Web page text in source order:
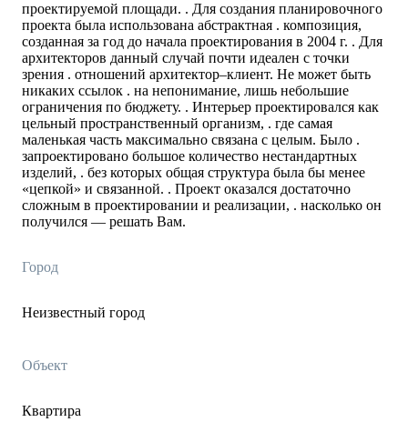
проектируемой площади. . Для создания планировочного
проекта была использована абстрактная . композиция,
созданная за год до начала проектирования в 2004 г. . Для
архитекторов данный случай почти идеален с точки
зрения . отношений архитектор–клиент. Не может быть
никаких ссылок . на непонимание, лишь небольшие
ограничения по бюджету. . Интерьер проектировался как
цельный пространственный организм, . где самая
маленькая часть максимально связана с целым. Было .
запроектировано большое количество нестандартных
изделий, . без которых общая структура была бы менее
«цепкой» и связанной. . Проект оказался достаточно
сложным в проектировании и реализации, . насколько он
получился — решать Вам.
Город
Неизвестный город
Объект
Квартира